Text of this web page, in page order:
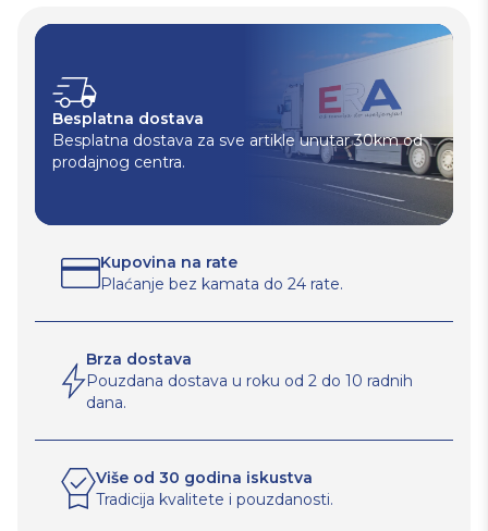
Besplatna dostava
Besplatna dostava za sve artikle unutar 30km od
prodajnog centra.
Kupovina na rate
Plaćanje bez kamata do 24 rate.
Brza dostava
Pouzdana dostava u roku od 2 do 10 radnih
dana.
Više od 30 godina iskustva
Tradicija kvalitete i pouzdanosti.